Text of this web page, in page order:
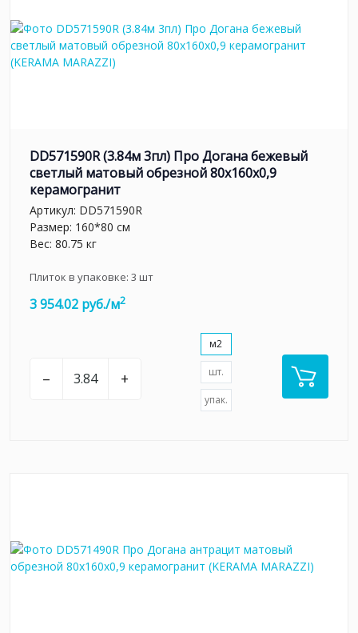
DD571590R (3.84м 3пл) Про Догана бежевый
светлый матовый обрезной 80x160x0,9
керамогранит
Артикул: DD571590R
Размер: 160*80 см
Вес: 80.75 кг
Плиток в упаковке: 3 шт
3 954.02 руб./м2
– +
м2
шт.
упак.